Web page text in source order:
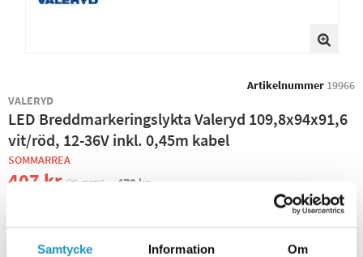
Samtycke Information Om
Artikelnummer 19966
VALERYD
LED Breddmarkeringslykta Valeryd 109,8x94x91,6
vit/röd, 12-36V inkl. 0,45m kabel
SOMMARREA
407 kr (ink. moms) 479 kr
− +